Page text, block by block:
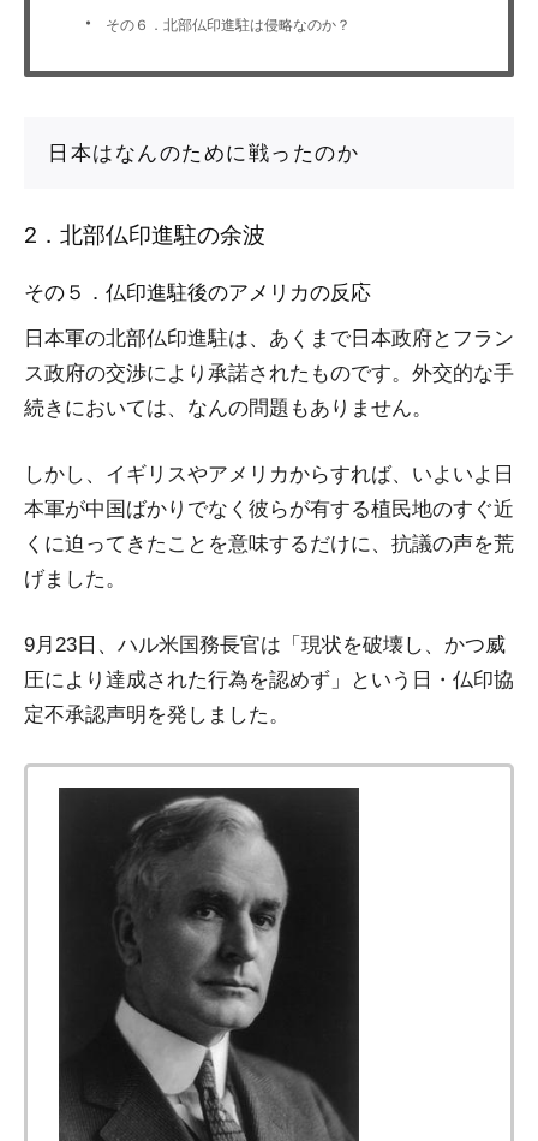
その６．北部仏印進駐は侵略なのか？
日本はなんのために戦ったのか
2．北部仏印進駐の余波
その５．仏印進駐後のアメリカの反応
日本軍の北部仏印進駐は、あくまで日本政府とフラン
ス政府の交渉により承諾されたものです。外交的な手
続きにおいては、なんの問題もありません。
しかし、イギリスやアメリカからすれば、いよいよ日
本軍が中国ばかりでなく彼らが有する植民地のすぐ近
くに迫ってきたことを意味するだけに、抗議の声を荒
げました。
9月23日、ハル米国務長官は「現状を破壊し、かつ威
圧により達成された行為を認めず」という日・仏印協
定不承認声明を発しました。